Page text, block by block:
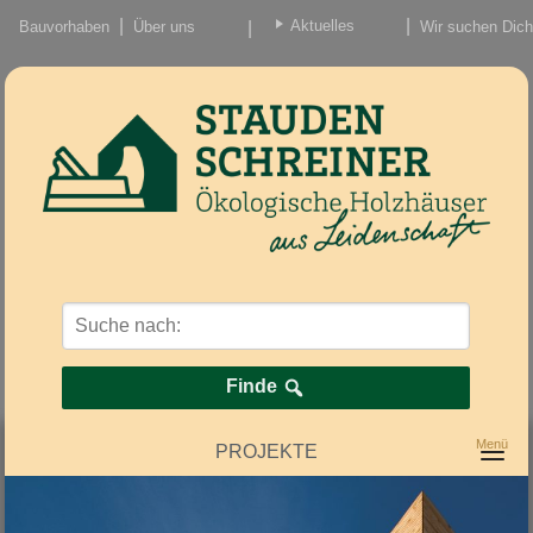
Bauvorhaben Über uns
Aktuelles
Nachrichten/Einzug
Wir suchen
Finde
PROJEKTE